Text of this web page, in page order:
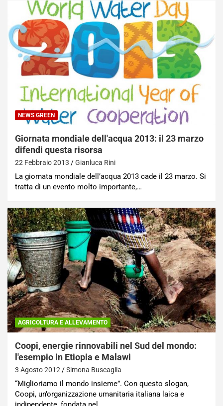
NEWS GREEN
Giornata mondiale dell'acqua 2013: il 23 marzo
difendi questa risorsa
22 Febbraio 2013 Gianluca Rini
La giornata mondiale dell’acqua 2013 cade il 23 marzo. Si
tratta di un evento molto importante,…
AGRICOLTURA E ALLEVAMENTO
Coopi, energie rinnovabili nel Sud del mondo:
l'esempio in Etiopia e Malawi
3 Agosto 2012 Simona Buscaglia
“Miglioriamo il mondo insieme”. Con questo slogan,
Coopi, un’organizzazione umanitaria italiana laica e